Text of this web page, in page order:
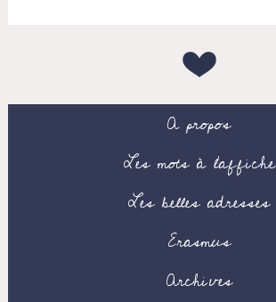
A propos
Les mots à l’affiche
Les belles adresses
Erasmus
Archives